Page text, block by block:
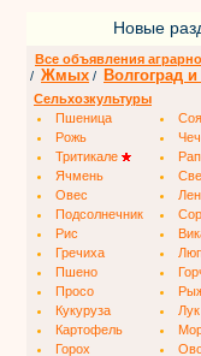
Новые
Все объявления
/ Жмых / Волгоград
Сельхозкультуры
Пшеница
Соя
Рожь
Тритикале
Ячмень
Овес
Лен
Подсолнечник
Рис
Гречиха
Пшено
Просо
Кукуруза
Лук
Картофель
Горох